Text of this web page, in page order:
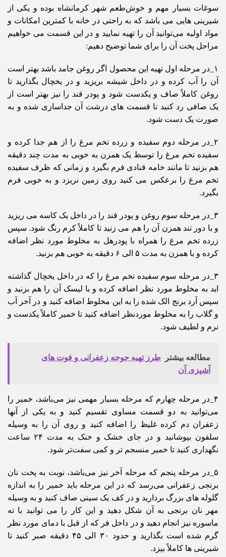
سوغات بسیار مهم و خوش‌طعم شهر کرمانشاه بوده و یکی از
شیرینی هایی می باشد که به راحتی در خانه با کمترین امکانات و
مواد اولیه می‌توانید آن را تهیه نمایید و در این قسمت می خواهیم
مراحل پخت آن را برای شما توضیح دهیم:
۱_در مرحله اول تهیه این محصول اگر روغن جامد باشد بهتر است
آن را آب کرده و در داخل شیشه بریزید و در یخچال بگذارید تا
روغن کاملاً صاف و یکدست شود و پودر قند را نیز بهتر است از
یک صافی رد کنید تا قسمت های درشت آن جداسازی شده و به
صورت یک دست شود.
۲_در مرحله دوم سفیده و زرده تخم مرغ را از هم جدا کرده و
سفیده تخم مرغ را توسط یک همزن به خوبی به مدت چند دقیقه
هم بزنید تا مانند خامه قنادی فرم بگیرد و زمانی که ظرف سفیده
تخم مرغ را برعکس می کنید روی زمین نریزد و به خوبی فرم
بگیرد.
۳_در مرحله سوم روغن و پودر قند را در داخل یک کاسه می ریزید
و با دور تند همزن آن را هم می زنید تا کاملاً کرم رنگ شود. سپس
زرده تخم مرغ را همراه با پودرهل به مخلوط مورد نظر اضافه
کرده و با همزن به مدت ۵ الی ۶ دقیقه به خوبی هم بزنید.
۳_در مرحله سوم سفیده تخم مرغ را که در داخل یخچال گذاشته
اید به مخلوط مورد نظر اضافه کرده و با لیسک آن را هم بزنید و
سپس آرد برنج الک شده را به این مخلوط اضافه کنید و در آخر آب
و گلاب را به مخلوط موردنظر اضافه کنید تا خمیر کاملاً یکدست و
نرم و لطیف شود.
مطالعه بیشتر
طرز تهیه جوجه زعفرانی و فوت های
آشپزی آن
۴_در مرحله چهارم که مرحله بسیار مهمی نیز می‌باشد، خمیر را
می‌توانید به دو قسمت مساوی تقسیم کنید و به یکی از آنها
زعفران دم کرده غلیظ را اضافه کنید و روی آن را به وسیله
سلفون بپوشانید و در جای خشک و خنک به مدت ۲۴ ساعت
نگهداری کنید تا خمیر منسجم تر و کمی سفت‌تر شود.
۵_در مرحله پنجم که مرحله آخر نیز می‌باشد، نوبت به پخت نان
برنجی زعفرانی می‌رسد که در این مرحله باید خمیر را به اندازه
گلوله های بزرگ بردارید و در کف یک سینی صاف کنید و به وسیله
مهر نان برنجی به آن شکل دهید و این کار را می توانید با ته
ماسوره نیز انجام دهید و در داخل فر که از قبل با دمای مورد نظر
گرم شده است بگذارید و حدود ۳۰ الی ۴۵ دقیقه صبر کنید تا
شیرینی ها کاملاً بپزد.